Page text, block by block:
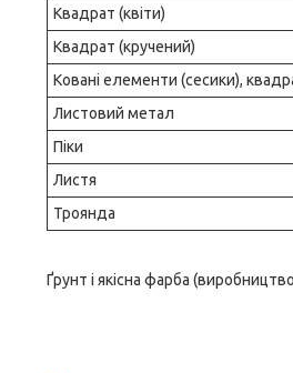
Квадрат (квіти)
Квадрат (кручений)
Ковані елементи (сесики),
Листовий метал
Піки
Листя
Троянда
Ґрунт і якісна фарба